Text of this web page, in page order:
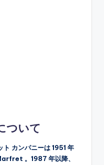
ついて
カンパニーは 1951 年
。1987 年以降、